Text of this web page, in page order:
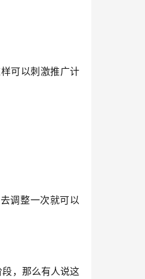
可以刺激推广计
调整一次就可以
，那么有人说这